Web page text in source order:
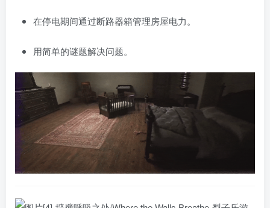
在停电期间通过断路器箱管理房屋电力。
用简单的谜题解决问题。